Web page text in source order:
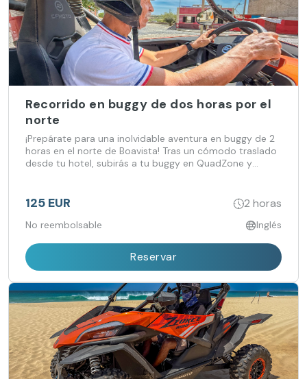
Recorrido en buggy de dos horas por el
norte
¡Prepárate para una inolvidable aventura en buggy de 2
horas en el norte de Boavista! Tras un cómodo traslado
desde tu hotel, subirás a tu buggy en QuadZone y
125 EUR 2 horas
No reembolsable Inglés
Reservar